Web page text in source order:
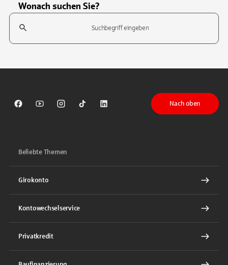
Wonach suchen Sie?
Suchfeld
Sparkasse auf Facebook
Sparkasse auf Youtube
Sparkasse auf Instagram
Sparkasse auf TikTok
Sparkasse auf LinkedIn
Nach oben
Beliebte Themen
Girokonto
Kontowechselservice
Privatkredit